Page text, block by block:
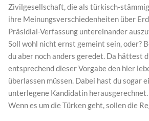
Zivilgesellschaft, die als türkisch-
ihre Meinungsverschiedenheiten über
Präsidial-Verfassung untereinander
Soll wohl nicht ernst gemeint sein, oder?
du aber noch anders geredet. Da hättest
entsprechend dieser Vorgabe den hier
überlassen müssen. Dabei hast du sogar
unterlegene Kandidatin herausgerechnet.
Wenn es um die Türken geht, sollen die